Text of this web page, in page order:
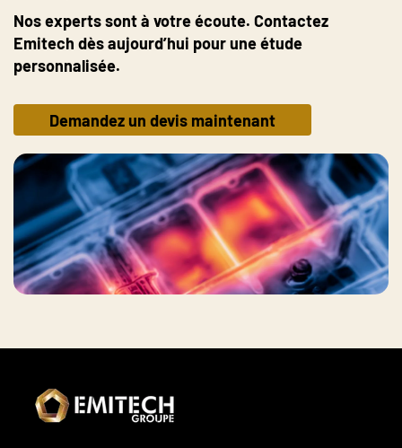
Nos experts sont à votre écoute. Contactez
Emitech dès aujourd’hui pour une étude
personnalisée.
Demandez un devis maintenant